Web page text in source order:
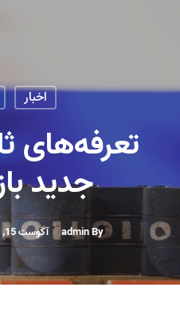
content
اخبار
تعرفه‌های
جدید
By
admin آگوست 15, 2025